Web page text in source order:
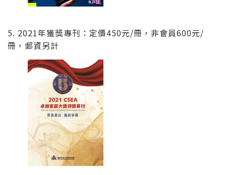
5. 2021年獲獎專刊：定價450元/冊，非會員600元/
冊，郵資另計